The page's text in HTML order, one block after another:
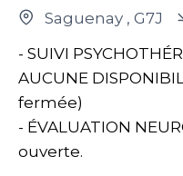
Saguenay , G7J
- SUIVI
AUCUNE
fermée)
- ÉVALUATION
ouverte.